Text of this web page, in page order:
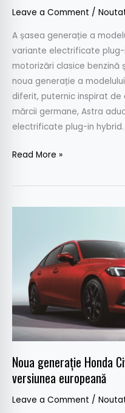
Leave a Comment /
A șasea generație a
variante electrificate
motorizări clasice benzină
noua generație a
diferit, puternic inspirat de
mărcii germane, Astra
electrificate plug-in hybrid.
Read More »
Noua generație Honda
versiunea europeană
Leave a Comment /
primele
imagini
cu
versiunea
europeană